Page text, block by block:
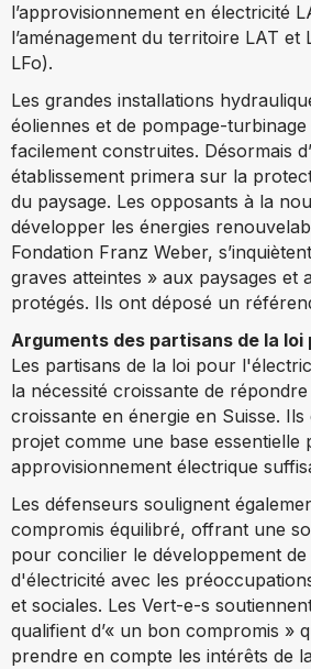
l’approvisionnement en électricité
l’aménagement du territoire LAT et
LFo).
Les grandes installations
éoliennes et de pompage-
facilement construites. Désormais
établissement primera sur la
du paysage. Les opposants à la
développer les énergies
Fondation Franz Weber,
graves atteintes » aux paysages et
protégés. Ils ont déposé un
Arguments des partisans de la loi
Les partisans de la loi pour
la nécessité croissante de
croissante en énergie en Suisse.
projet comme une base
approvisionnement électrique
Les défenseurs soulignent
compromis équilibré, offrant une
pour concilier le développement
d'électricité avec les
et sociales. Les Vert-e-s
qualifient d’« un bon compromis »
prendre en compte les intérêts de